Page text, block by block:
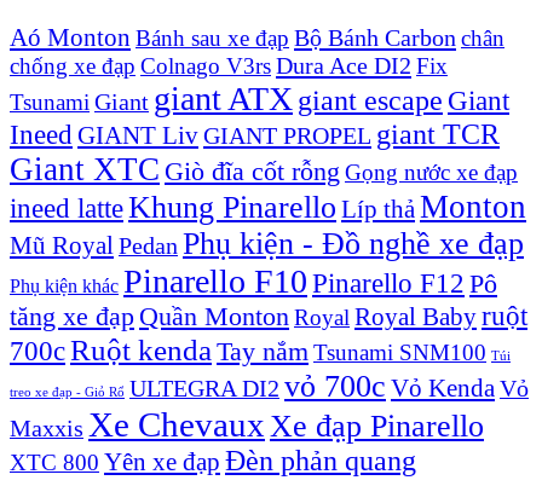
Aó Monton Bánh sau xe đạp Bộ Bánh Carbon chân
chống xe đạp Colnago V3rsDura Ace DI2 Fix
Tsunami Giant giant ATX giant escape Giant
Ineed GIANT LivGIANT PROPEL giant TCR
Giant XTC Giò đĩa cốt rỗng Gọng nước xe đạp
ineed latteKhung Pinarello Líp thảMonton
Mũ Royal Pedan Phụ kiện - Đồ nghề xe đạp
Phụ kiện khác Pinarello F10Pinarello F12 Pô
tăng xe đạp Quần MontonRoyal Royal Babyruột
700cRuột kendaTay nắmTsunami SNM100 Túi
treo xe đạp - Giỏ Rổ ULTEGRA DI2 vỏ 700c Vỏ KendaVỏ
Maxxis Xe ChevauxXe đạp Pinarello
XTC 800 Yên xe đạp Đèn phản quang